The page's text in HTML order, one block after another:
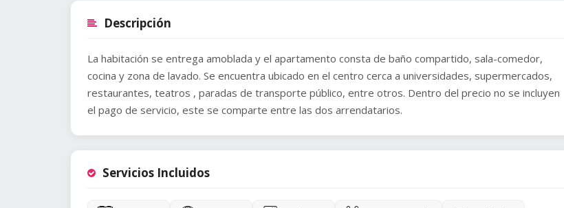
Descripción
La habitación se entrega amoblada y el apartamento consta de baño compartido, sala-comedor,
cocina y zona de lavado. Se encuentra ubicado en el centro cerca a universidades, supermercados,
restaurantes, teatros , paradas de transporte público, entre otros. Dentro del precio no se incluyen
el pago de servicio, este se comparte entre las dos arrendatarios.
Servicios Incluidos